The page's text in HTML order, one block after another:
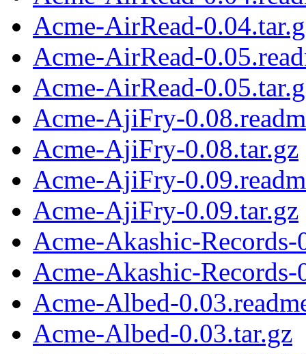
Acme-AirRead-
Acme-AirRead-
Acme-AirRead-
Acme-AjiFry-
Acme-AjiFry-0.08.tar.gz
Acme-AjiFry-
Acme-AjiFry-0.09.tar.gz
Acme-Akashic-Records-
Acme-Akashic-Records-
Acme-Albed-
Acme-Albed-0.03.tar.gz